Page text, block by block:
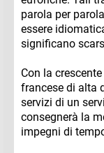
parola per
essere
significano
Con la
francese di alta
servizi di un
consegnerà la
impegni di